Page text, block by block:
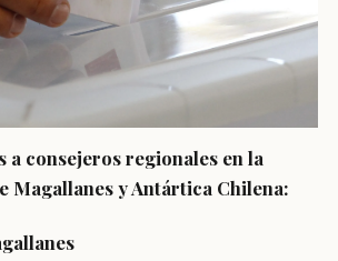
a consejeros regionales en la
Magallanes y Antártica Chilena: